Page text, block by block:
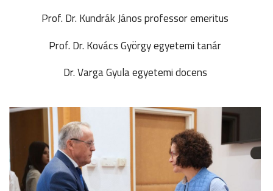
Prof. Dr. Kundrák János professor emeritus
Prof. Dr. Kovács György egyetemi tanár
Dr. Varga Gyula egyetemi docens